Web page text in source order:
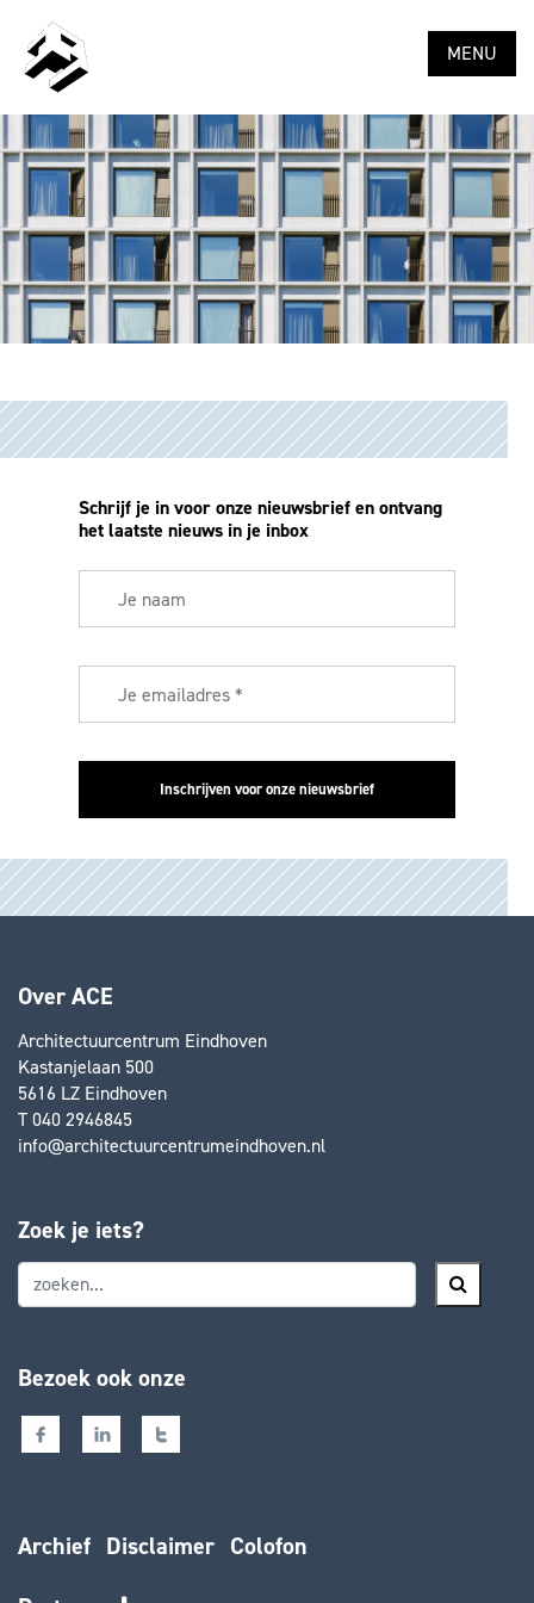
MENU
Schrijf je in voor onze nieuwsbrief en ontvang
het laatste nieuws in je inbox
Over ACE
Architectuurcentrum Eindhoven
Kastanjelaan 500
5616 LZ Eindhoven
T 040 2946845
info@architectuurcentrumeindhoven.nl
Zoek je iets?
Bezoek ook onze
Archief Disclaimer Colofon